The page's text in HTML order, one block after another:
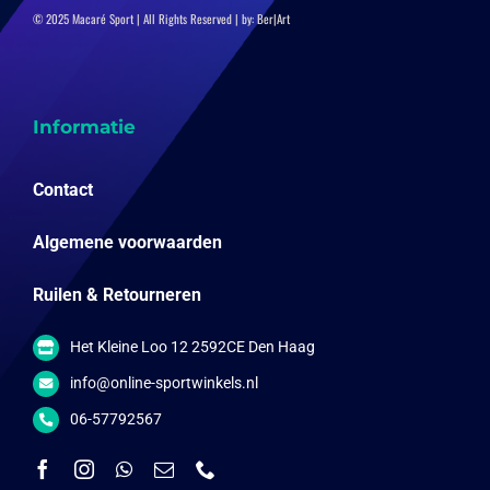
© 2025 Macaré Sport | All Rights Reserved | by:Ber|Art
Informatie
Contact
Algemene voorwaarden
Ruilen & Retourneren
Het Kleine Loo 12 2592CE Den Haag
info@online-sportwinkels.nl
06-57792567